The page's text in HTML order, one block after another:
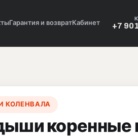
Гарантия и возвратКабинет +7
КОЛЕНВАЛА
коренные